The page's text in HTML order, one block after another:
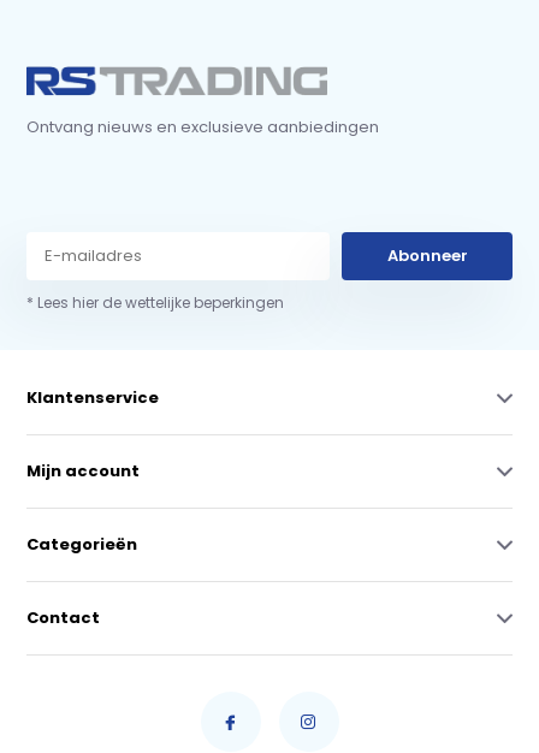
Ontvang nieuws en exclusieve aanbiedingen
Abonneer
* Lees hier de wettelijke beperkingen
Klantenservice
Mijn account
Categorieën
Contact